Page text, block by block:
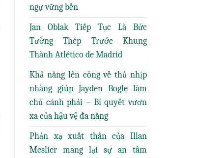
ngự vững bền
Jan Oblak Tiếp Tục Là Bức
Tường Thép Trước Khung
Thành Atlético de Madrid
Khả năng lên công về thủ nhịp
nhàng giúp Jayden Bogle làm
chủ cánh phải – Bí quyết vươn
xa của hậu vệ đa năng
Phản xạ xuất thần của Illan
Meslier mang lại sự an tâm